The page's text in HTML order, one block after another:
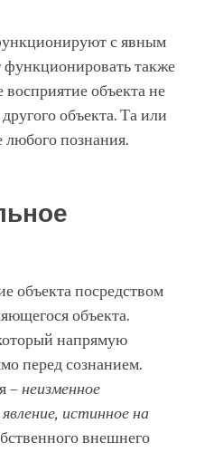
с явным
также
объекта не
объекта. Та или
любого познания.
объекта посредством
объекта.
напрямую
перед сознанием.
–неизменное
явление, истинное на
внешнего